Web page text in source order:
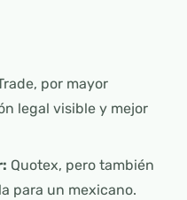
por mayor
legal visible y mejor
Quotex, pero también
para un mexicano.